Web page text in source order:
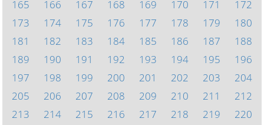
165
166 167 168 169 170 171
172
173
174 175 176 177 178 179
180
181
182 183 184 185 186 187
188
189
190 191 192 193 194 195
196
197
198 199 200 201 202 203
204
205
206 207 208 209 210 211
212
213
214 215 216 217 218 219
220